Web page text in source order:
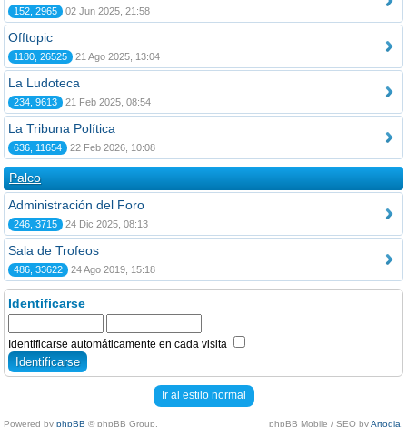
152, 2965 02 Jun 2025, 21:58
Offtopic
1180, 26525 21 Ago 2025, 13:04
La Ludoteca
234, 9613 21 Feb 2025, 08:54
La Tribuna Política
636, 11654 22 Feb 2026, 10:08
Palco
Administración del Foro
246, 3715 24 Dic 2025, 08:13
Sala de Trofeos
486, 33622 24 Ago 2019, 15:18
Identificarse
Identificarse automáticamente en cada visita
Ir al estilo normal
Powered by phpBB © phpBB Group. phpBB Mobile / SEO byArtodia